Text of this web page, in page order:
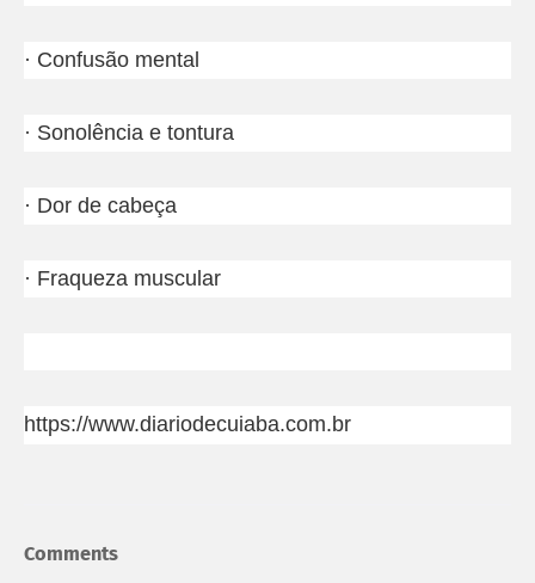
· Confusão mental
· Sonolência e tontura
· Dor de cabeça
· Fraqueza muscular
https://www.diariodecuiaba.com.br
Comments